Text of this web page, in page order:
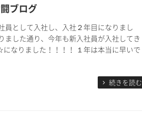
ブログ
員として入社し、入社２年目になりまし
ました通り、今年も新入社員が入社してき
なりました！！！！ １年は本当に早いで
続きを読む